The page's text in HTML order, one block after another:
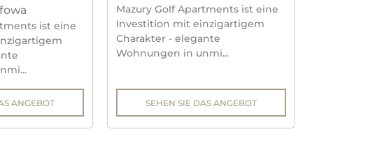
ist eine
ANGEBOT
Mazury Golf Apartments ist eine
Investition mit einzigartigem
Charakter - elegante
Wohnungen in unmi...
SEHEN SIE DAS ANGEBOT